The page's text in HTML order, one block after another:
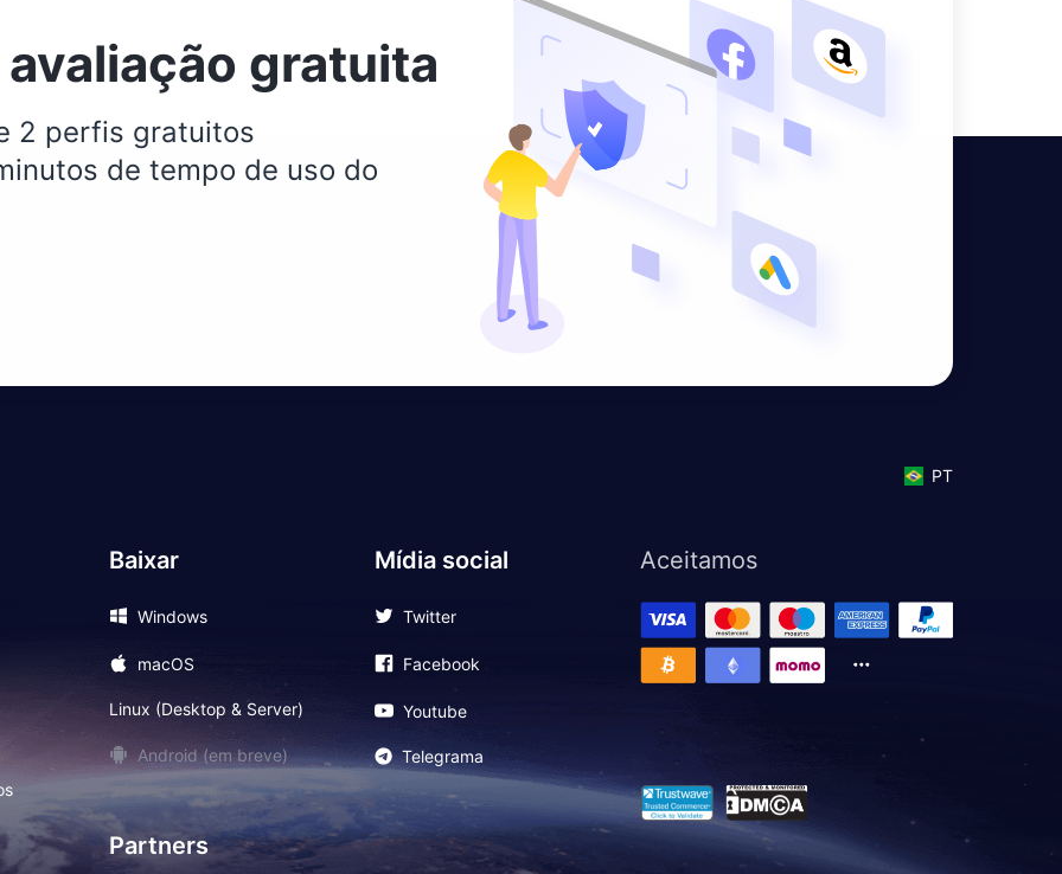
gratuita
2 perfis gratuitos
de tempo de uso do
PT
Baixar
Windows
macOS
Linux (Desktop & Server)
Android (em breve)
Partners
Mídia social
Twitter
Facebook
Youtube
Telegrama
Aceitamos